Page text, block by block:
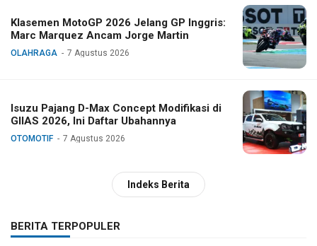
Klasemen MotoGP 2026 Jelang GP Inggris:
Marc Marquez Ancam Jorge Martin
OLAHRAGA 7 Agustus 2026
Isuzu Pajang D-Max Concept Modifikasi di
GIIAS 2026, Ini Daftar Ubahannya
OTOMOTIF 7 Agustus 2026
Indeks Berita
BERITA TERPOPULER